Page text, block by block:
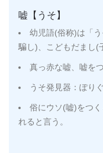
嘘【うそ】
幼児語(俗称)は「
騙し)、こどもだまし(
真っ赤な嘘、嘘を
うそ発見器：ぽり
俗にウソ(嘘)をつ
れると言う。